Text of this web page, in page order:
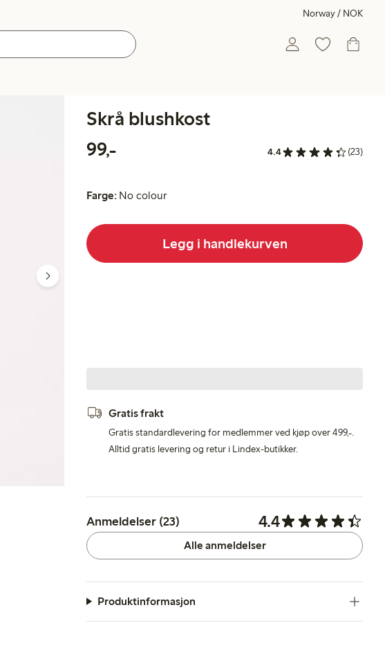
Norway / NOK
Skrå blushkost
99,-
4.4 (23)
Farge: No colour
Legg i handlekurven
Gratis frakt
Gratis standardlevering for medlemmer ved kjøp over 499,-.
Alltid gratis levering og retur i Lindex-butikker.
Anmeldelser (23) 4.4
Alle anmeldelser
Produktinformasjon